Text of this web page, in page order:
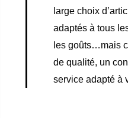
large choix
adaptés à tous
les goûts…mais
de qualité, un
service adapté à